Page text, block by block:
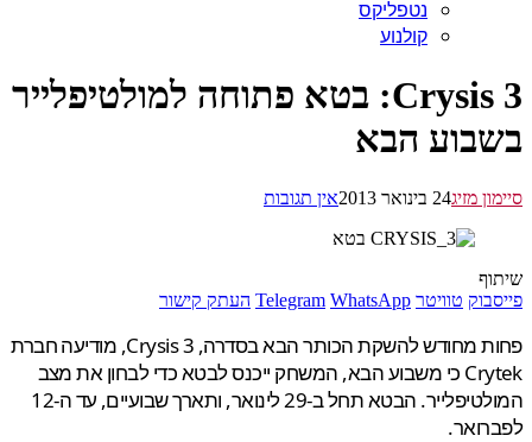
נטפליקס
קולנוע
Crysis 3: בטא פתוחה למולטיפלייר
הבא
מזיג24 בינואר 2013 אין תגובות
טוויטר Telegram WhatsApp העתק קישור
פחות מחודש להשקת הכותר הבא בסדרה, Crysis 3, מודיעה חברת
Crytek כי משבוע הבא, המשחק ייכנס לבטא כדי לבחון את מצב
המולטיפלייר. הבטא תחל ב-29 לינואר, ותארך שבועיים, עד ה-12